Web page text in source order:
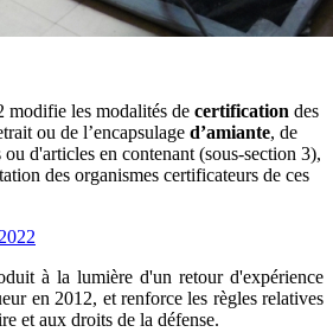
les modalités de certification des
ou de l’encapsulage d’amiante, de
d'articles en contenant (sous-section 3),
des organismes certificateurs de ces
à la lumière d'un retour d'expérience
en 2012, et renforce les règles relatives
et aux droits de la défense.